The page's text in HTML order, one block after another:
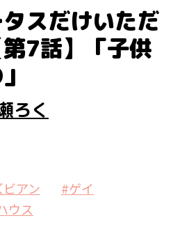
スだけいただ
7話】「子供
ろく
アン
#ゲイ
ウス